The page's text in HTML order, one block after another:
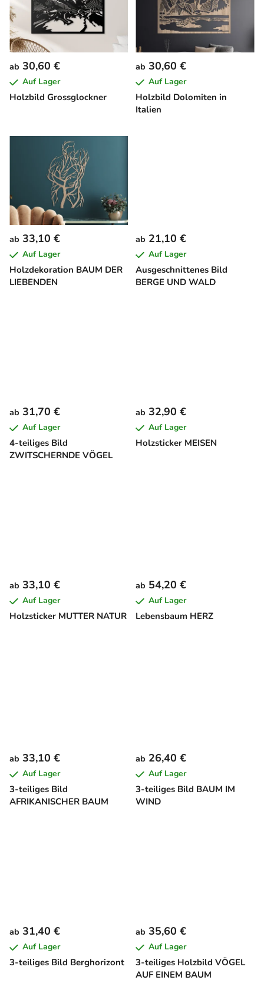
t
e
d
e
r
P
r
d
e
Holzbild Grossglockner
ab 30,60 €
Auf Lager
Holzbild Dolomiten in
Italien
ab 30,60 €
Auf Lager
Holzdekoration BAUM DER
LIEBENDEN
ab 33,10 €
Auf Lager
Ausgeschnittenes Bild
BERGE UND WALD
ab 21,10 €
Auf Lager
4-teiliges Bild
ZWITSCHERNDE VÖGEL
ab 31,70 €
Auf Lager
Holzsticker MEISEN
ab 32,90 €
Auf Lager
Holzsticker MUTTER NATUR
ab 33,10 €
Auf Lager
Lebensbaum HERZ
ab 54,20 €
Auf Lager
3-teiliges Bild
AFRIKANISCHER BAUM
ab 33,10 €
Auf Lager
3-teiliges Bild BAUM IM
WIND
ab 26,40 €
Auf Lager
3-teiliges Bild Berghorizont
ab 31,40 €
Auf Lager
3-teiliges Holzbild VÖGEL
AUF EINEM BAUM
ab 35,60 €
Auf Lager